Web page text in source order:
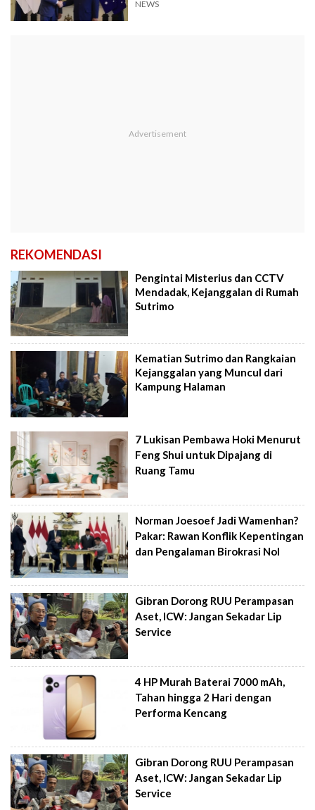
NEWS
REKOMENDASI
Pengintai Misterius dan CCTV
Mendadak, Kejanggalan di Rumah
Sutrimo
Kematian Sutrimo dan Rangkaian
Kejanggalan yang Muncul dari
Kampung Halaman
7 Lukisan Pembawa Hoki Menurut
Feng Shui untuk Dipajang di
Ruang Tamu
Norman Joesoef Jadi Wamenhan?
Pakar: Rawan Konflik Kepentingan
dan Pengalaman Birokrasi Nol
Gibran Dorong RUU Perampasan
Aset, ICW: Jangan Sekadar Lip
Service
4 HP Murah Baterai 7000 mAh,
Tahan hingga 2 Hari dengan
Performa Kencang
Gibran Dorong RUU Perampasan
Aset, ICW: Jangan Sekadar Lip
Service